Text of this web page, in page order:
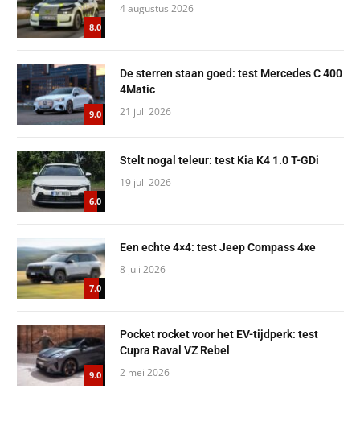
8.0
4 augustus 2026
9.0
De sterren staan goed: test Mercedes C 400
4Matic
21 juli 2026
6.0
Stelt nogal teleur: test Kia K4 1.0 T-GDi
19 juli 2026
7.0
Een echte 4×4: test Jeep Compass 4xe
8 juli 2026
9.0
Pocket rocket voor het EV-tijdperk: test
Cupra Raval VZ Rebel
2 mei 2026